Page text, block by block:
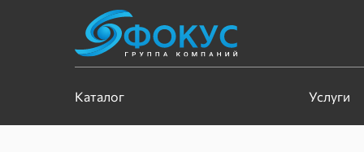
Каталог Услуги